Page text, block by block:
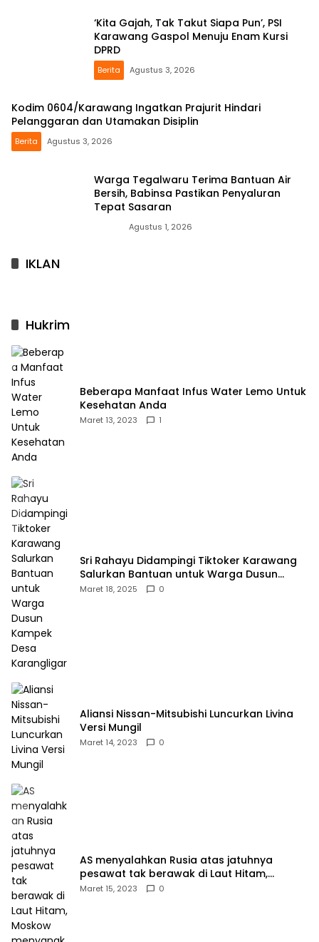
‘Kita Gajah, Tak Takut Siapa Pun’, PSI
Karawang Gaspol Menuju Enam Kursi
DPRD
Berita Agustus 3, 2026
Kodim 0604/Karawang Ingatkan Prajurit Hindari
Pelanggaran dan Utamakan Disiplin
Berita Agustus 3, 2026
Warga Tegalwaru Terima Bantuan Air
Bersih, Babinsa Pastikan Penyaluran
Tepat Sasaran
Agustus 1, 2026
IKLAN
Hukrim
Beberapa Manfaat Infus Water Lemo Untuk
Kesehatan Anda
Maret 13, 2023 1
Sri Rahayu Didampingi Tiktoker Karawang
Salurkan Bantuan untuk Warga Dusun
Kampek Desa Karangligar
Maret 18, 2025 0
Aliansi Nissan-Mitsubishi Luncurkan Livina
Versi Mungil
Maret 14, 2023 0
AS menyalahkan Rusia atas jatuhnya
pesawat tak berawak di Laut Hitam,
Moskow menyangkal
Maret 15, 2023 0